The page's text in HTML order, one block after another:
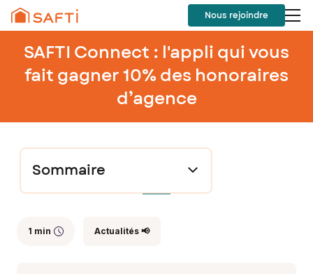
Nous rejoindre
SAFTI Connect : l'appli qui vous
fait gagner 10% des honoraires
d’agence
Sommaire
1 min Actualités 📢